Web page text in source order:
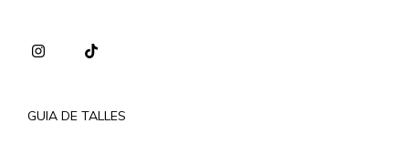
GUIA DE TALLES